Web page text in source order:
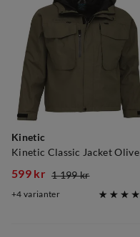
Kinetic
Kinetic Classic Jacket Olive
discounted
599 kr
original
1 199 kr
4 varianter